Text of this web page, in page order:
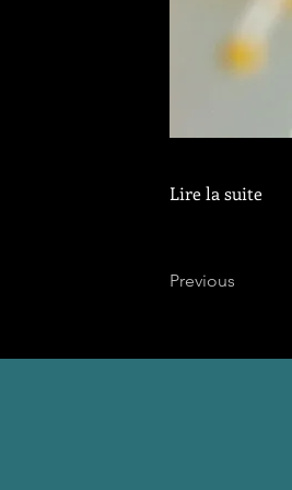
Lire la suite
Previous